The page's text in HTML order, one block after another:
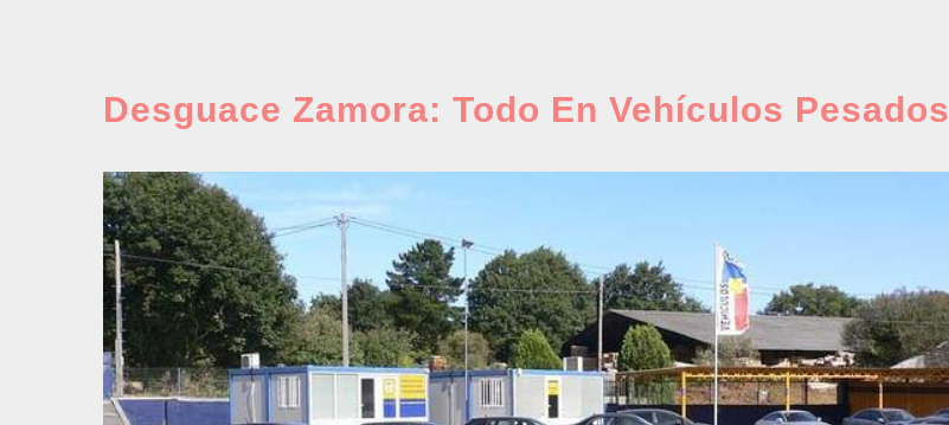
Desguace Zamora: Todo En Vehículos Pesados